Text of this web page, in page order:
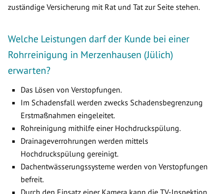
zuständige Versicherung mit Rat und Tat zur Seite stehen.
Welche Leistungen darf der Kunde bei einer
Rohrreinigung in Merzenhausen (Jülich)
erwarten?
Das Lösen von Verstopfungen.
Im Schadensfall werden zwecks Schadensbegrenzung
Erstmaßnahmen eingeleitet.
Rohreinigung mithilfe einer Hochdruckspülung.
Drainageverrohrungen werden mittels
Hochdruckspülung gereinigt.
Dachentwässerungssysteme werden von Verstopfungen
befreit.